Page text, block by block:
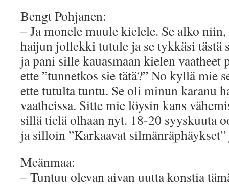
Bengt Pohjanen:
– Ja monele muule kielele. Se alko
haijun jollekki tutule ja se tykkäsi tästä
ja pani sille kauasmaan kielen vaatheet
ette ”tunnetkos sie tätä?” No kyllä mie
ette tutulta tuntu. Se oli minun karanu
vaatheissa. Sitte mie löysin kans
sillä tielä olhaan nyt. 18-20 syyskuuta
ja silloin ”Karkaavat
Meänmaa:
– Tuntuu olevan aivan uutta konstia